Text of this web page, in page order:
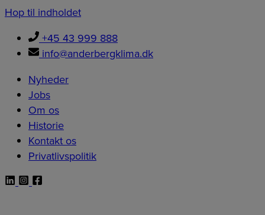
Hop til indholdet
+45 43 999 888
info@anderbergklima.dk
Nyheder
Jobs
Om os
Historie
Kontakt os
Privatlivspolitik